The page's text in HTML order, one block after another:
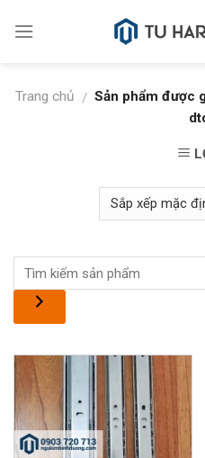
Trang chủ / Sản phẩm được